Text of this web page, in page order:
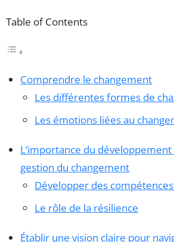
Table of Contents
Comprendre le changement
Les différentes formes de
Les émotions liées au
L’importance du
gestion du changement
Développer des
Le rôle de la résilience
Établir une vision claire pour